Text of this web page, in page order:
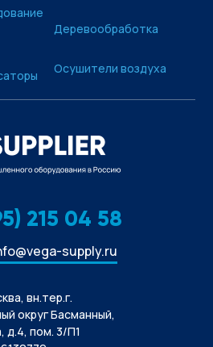
Деревообработка
Осушители воздуха
215 04 58
supply.ru
вн.тер.г.
округ Басманный,
д.4, пом. 3/П1